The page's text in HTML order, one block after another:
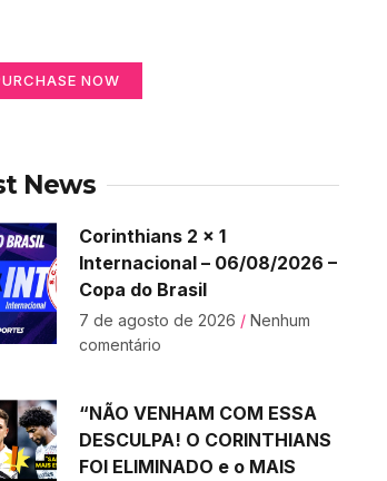
NOW
News
Corinthians 2 x 1
Internacional – 06/08/2026 –
Copa do Brasil
7 de agosto de 2026 Nenhum
comentário
“NÃO VENHAM COM ESSA
DESCULPA! O CORINTHIANS
FOI ELIMINADO e o MAIS